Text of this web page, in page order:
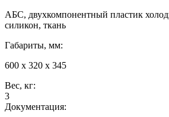
АБС, двухкомпонентный пластик
силикон, ткань
Габариты, мм:
600 х 320 х 345
Вес, кг:
3
Документация: